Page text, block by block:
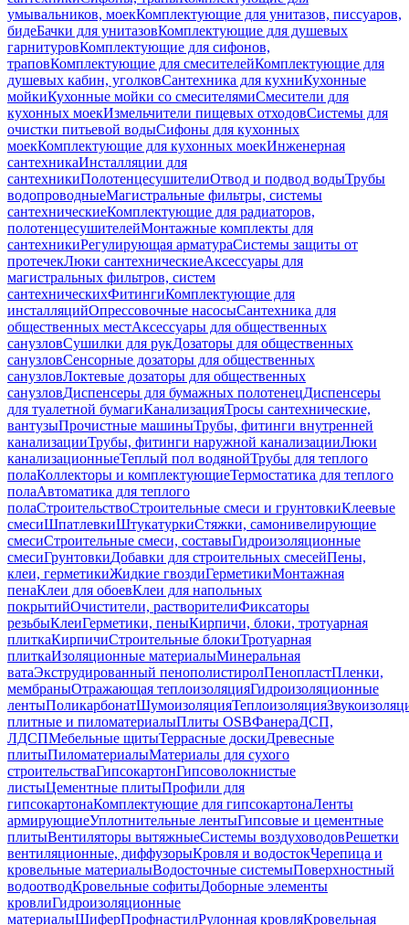
умывальников, моекКомплектующие для унитазов, писсуаров,
бидеБачки для унитазовКомплектующие для душевых
гарнитуровКомплектующие для сифонов,
траповКомплектующие для смесителейКомплектующие для
душевых кабин, уголковСантехника для кухниКухонные
мойкиКухонные мойки со смесителямиСмесители для
кухонных моекИзмельчители пищевых отходовСистемы для
очистки питьевой водыСифоны для кухонных
моекКомплектующие для кухонных моекИнженерная
сантехникаИнсталляции для
сантехникиПолотенцесушителиОтвод и подвод водыТрубы
водопроводныеМагистральные фильтры, системы
сантехническиеКомплектующие для радиаторов,
полотенцесушителейМонтажные комплекты для
сантехникиРегулирующая арматураСистемы защиты от
протечекЛюки сантехническиеАксессуары для
магистральных фильтров, систем
сантехническихФитингиКомплектующие для
инсталляцийОпрессовочные насосыСантехника для
общественных местАксессуары для общественных
санузловСушилки для рукДозаторы для общественных
санузловСенсорные дозаторы для общественных
санузловЛоктевые дозаторы для общественных
санузловДиспенсеры для бумажных полотенецДиспенсеры
для туалетной бумагиКанализацияТросы сантехнические,
вантузыПрочистные машиныТрубы, фитинги внутренней
канализацииТрубы, фитинги наружной канализацииЛюки
канализационныеТеплый пол водянойТрубы для теплого
полаКоллекторы и комплектующиеТермостатика для теплого
полаАвтоматика для теплого
полаСтроительствоСтроительные смеси и грунтовкиКлеевые
смесиШпатлевкиШтукатуркиСтяжки, самонивелирующие
смесиСтроительные смеси, составыГидроизоляционные
смесиГрунтовкиДобавки для строительных смесейПены,
клеи, герметикиЖидкие гвоздиГерметикиМонтажная
пенаКлеи для обоевКлеи для напольных
покрытийОчистители, растворителиФиксаторы
резьбыКлеиГерметики, пеныКирпичи, блоки, тротуарная
плиткаКирпичиСтроительные блокиТротуарная
плиткаИзоляционные материалыМинеральная
ватаЭкструдированный пенополистиролПенопластПленки,
мембраныОтражающая теплоизоляцияГидроизоляционные
лентыПоликарбонатШумоизоляцияТеплоизоляция
плитные и пиломатериалыПлиты OSBФанераДСП,
ЛДСПМебельные щитыТеррасные доскиДревесные
плитыПиломатериалыМатериалы для сухого
строительстваГипсокартонГипсоволокнистые
листыЦементные плитыПрофили для
гипсокартонаКомплектующие для гипсокартонаЛенты
армирующиеУплотнительные лентыГипсовые и цементные
плитыВентиляторы вытяжныеСистемы воздуховодовРешетки
вентиляционные, диффузорыКровля и водостокЧерепица и
кровельные материалыВодосточные системыПоверхностный
водоотводКровельные софитыДоборные элементы
кровлиГидроизоляционные
материалыШиферПрофнастилРулонная кровляКровельная